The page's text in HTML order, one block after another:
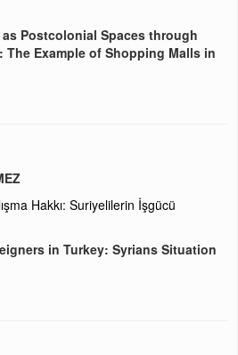
Postcolonial Spaces through
The Example of Shopping Malls in
Hakkı: Suriyelilerin İşgücü
in Turkey: Syrians Situation